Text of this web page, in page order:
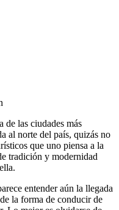
de las ciudades más
al norte del país, quizás no
que uno piensa a la
tradición y modernidad
entender aún la llegada
la forma de conducir de